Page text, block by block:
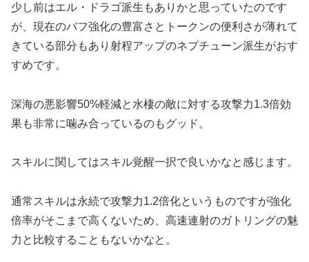
少し前はエル・ドラゴ派生もありかと思っていたのです
が、現在のバフ強化の豊富さとトークンの便利さが薄れて
きている部分もあり射程アップのネプチューン派生がおす
すめです。
深海の悪影響50%軽減と水棲の敵に対する攻撃力1.3倍効
果も非常に噛み合っているのもグッド。
スキルに関してはスキル覚醒一択で良いかなと感じます。
通常スキルは永続で攻撃力1.2倍化というものですが強化
倍率がそこまで高くないため、高速連射のガトリングの魅
力と比較することもないかなと。